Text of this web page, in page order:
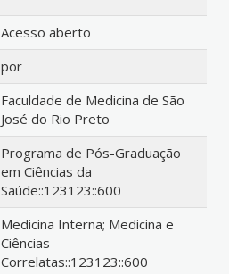
Acesso aberto
por
Faculdade de Medicina de São
José do Rio Preto
Programa de Pós-Graduação
em Ciências da
Saúde::123123::600
Medicina Interna; Medicina e
Ciências
Correlatas::123123::600